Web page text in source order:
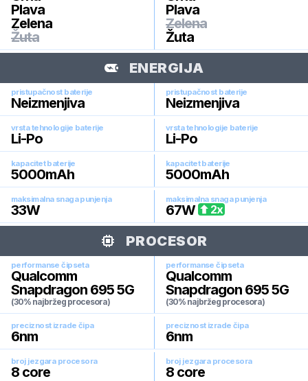
Plava
Zelena
Žuta
Plava
Zelena
Žuta
ENERGIJA
pristupačnost baterije
Neizmenjiva
pristupačnost baterije
Neizmenjiva
vrsta tehnologije baterije
Li-Po
vrsta tehnologije baterije
Li-Po
kapacitet baterije
5000mAh
kapacitet baterije
5000mAh
maksimalna snaga punjenja
33W
maksimalna snaga punjenja
67W 2x
PROCESOR
performanse čipseta
Qualcomm
Snapdragon 695 5G
(30% najbržeg procesora)
performanse čipseta
Qualcomm
Snapdragon 695 5G
(30% najbržeg procesora)
preciznost izrade čipa
6nm
preciznost izrade čipa
6nm
broj jezgara procesora
8 core
broj jezgara procesora
8 core